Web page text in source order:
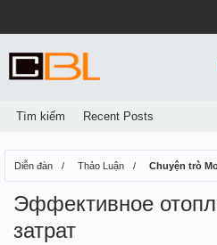
Diễn đàn Thảo Luận Chuyện trò
Эффективное
затрат
Tìm kiếm Recent Posts